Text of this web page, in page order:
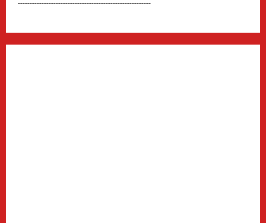
--------------------------------------------------------